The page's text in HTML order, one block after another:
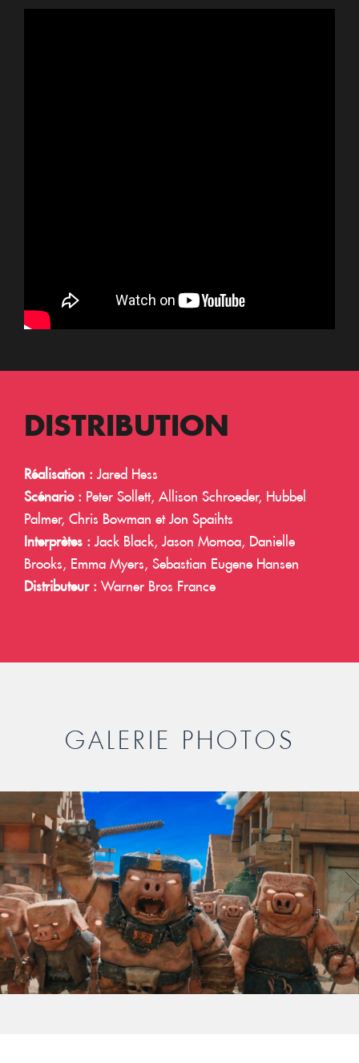
DISTRIBUTION
Réalisation : Jared Hess
Scénario : Peter Sollett, Allison Schroeder, Hubbel
Palmer, Chris Bowman et Jon Spaihts
Interprètes : Jack Black, Jason Momoa, Danielle
Brooks, Emma Myers, Sebastian Eugene Hansen
Distributeur : Warner Bros France
GALERIE PHOTOS